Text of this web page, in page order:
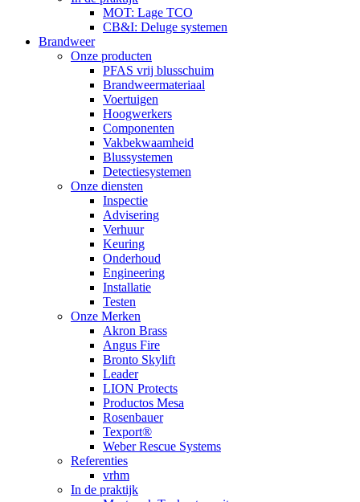
MOT: Lage TCO
CB&I: Deluge systemen
Brandweer
Onze producten
PFAS vrij blusschuim
Brandweermateriaal
Voertuigen
Hoogwerkers
Componenten
Vakbekwaamheid
Blussystemen
Detectiesystemen
Onze diensten
Inspectie
Advisering
Verhuur
Keuring
Onderhoud
Engineering
Installatie
Testen
Onze Merken
Akron Brass
Angus Fire
Bronto Skylift
Leader
LION Protects
Productos Mesa
Rosenbauer
Texport®
Weber Rescue Systems
Referenties
vrhm
In de praktijk